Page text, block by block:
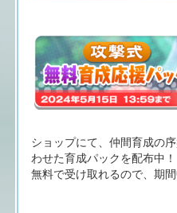
ショップにて、仲間育成の
わせた育成パックを配布中！
無料で受け取れるので、期